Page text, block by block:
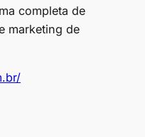
completa de
marketing de